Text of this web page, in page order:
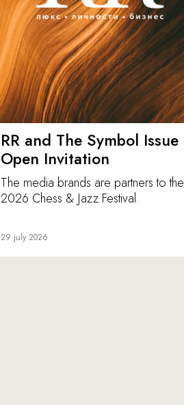
RR and The Symbol Issue
Open Invitation
The media brands are partners to the
2026 Chess & Jazz Festival.
29 july 2026